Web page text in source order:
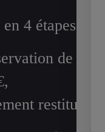
4 étapes
de
restitué